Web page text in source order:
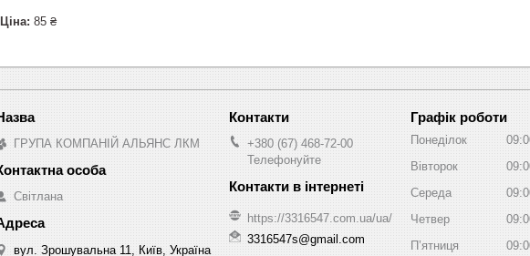
Ціна: 85 ₴
ГРУПА КОМПАНІЙ АЛЬЯНС ЛКМ
Світлана
вул. Зрошувальна 11, Київ, Україна
+380 (67) 468-72-00
Телефонуйте
https://3316547.com.ua/ua/
3316547s@gmail.com
Графік роботи
Понеділок
Вівторок
Середа
Четвер
Пʼятниця